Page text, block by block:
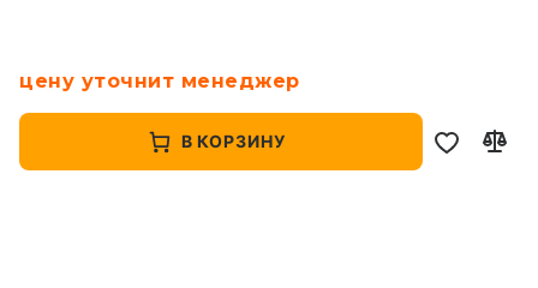
цену уточнит менеджер
В КОРЗИНУ